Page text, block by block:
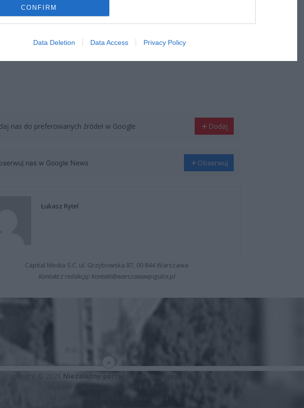
CONFIRM
Data Deletion Data Access Privacy Policy
ad
nas do preferowanych źródeł w Google Dodaj
nas w Google News Obserwuj
Łukasz Rytel
Capital Media S.C. ul. Grzybowska 87, 00-844 Warszawa
Kontakt z redakcją: Kontakt@warszawawpigulce.pl
Copyright © 2026 Niezależny portal warszawawpigulce.pl